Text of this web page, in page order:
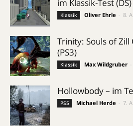
im Klassik-Test (DS)
Klassik Oliver Ehrle 8.
Trinity: Souls of Zill
(PS3)
Klassik Max Wildgruber
Hollowbody – im
PS5 Michael Herde 7.